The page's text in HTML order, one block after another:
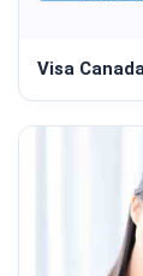
Visa